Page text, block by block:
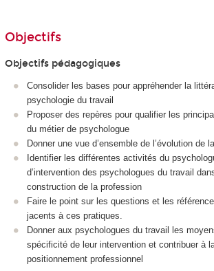
Objectifs
Objectifs pédagogiques
Consolider les bases pour appréhender la
psychologie du travail
Proposer des repères pour qualifier les
du métier de psychologue
Donner une vue d’ensemble de l’évolution de
Identifier les différentes activités du
d’intervention des psychologues du travail
construction de la profession
Faire le point sur les questions et les
jacents à ces pratiques.
Donner aux psychologues du travail les
spécificité de leur intervention et contribuer à
positionnement professionnel